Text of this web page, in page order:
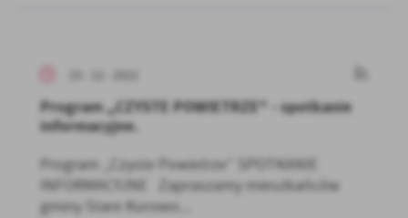
Program ,,CZYSTE POWIETRZE" - spotkanie
informacyjne.
Program ,,Czyste Powietrze” SPOTKANIE
INFORMACYJNE Zapraszamy mieszkańców
gminy Stare Kurowo...